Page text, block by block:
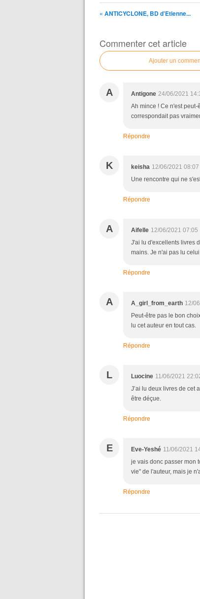
« ANTICYCLONE, BD d'Etienne...
Commenter cet article
Ajouter un
A Antigone 24/06/2021
Ah mince ! Ce n'est
correspondait pas
Répondre
K keisha 12/06/2021 08:07
Une rencontre qui ne
Répondre
A Aifelle 12/06/2021 07:05
J'ai lu d'excellents livres
mains. Je n'ai pas lu
Répondre
A A_girl_from_earth 12/
Peut-être pas le bon
lu cet auteur en tout cas.
Répondre
L Luocine 11/06/2021
J’ai lu deux livres de cet
être déçue.
Répondre
E Eve-Yeshé 11/06/2021
je vais donc passer mon
vie" de l'auteur, mais je
Répondre